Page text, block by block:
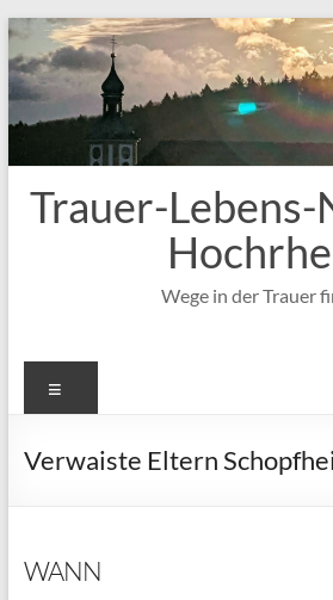
Zum
Inhalt
springen
Trauer-
Wege in der Trauer
Verwaiste Eltern
WANN